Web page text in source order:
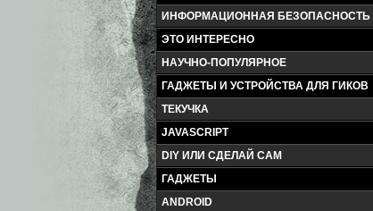
ИНФОРМАЦИОННАЯ БЕЗОПАСНОСТЬ
ЭТО ИНТЕРЕСНО
НАУЧНО-ПОПУЛЯРНОЕ
ГАДЖЕТЫ И УСТРОЙСТВА ДЛЯ ГИКОВ
ТЕКУЧКА
JAVASCRIPT
DIY ИЛИ СДЕЛАЙ САМ
ГАДЖЕТЫ
ANDROID